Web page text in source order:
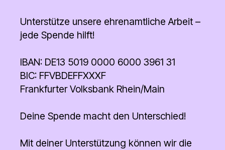
Unterstütze unsere ehrenamtliche Arbeit –
jede Spende hilft!
IBAN: DE13 5019 0000 6000 3961 31
BIC: FFVBDEFFXXXF
Frankfurter Volksbank Rhein/Main
Deine Spende macht den Unterschied!
Mit deiner Unterstützung können wir die